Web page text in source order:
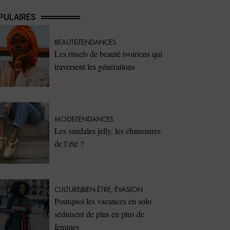
BEAUTÉTENDANCES
Les rituels de beauté ivoiriens qui
traversent les générations
MODETENDANCES
Les sandales jelly, les chaussures
de l’été ?
CULTUREBIEN-ÊTRE, ÉVASION
Pourquoi les vacances en solo
séduisent de plus en plus de
femmes